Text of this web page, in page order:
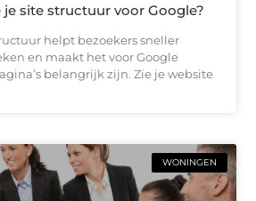
je site structuur voor Google?
helpt bezoekers sneller
en maakt het voor Google
belangrijk zijn. Zie je website
WONINGEN